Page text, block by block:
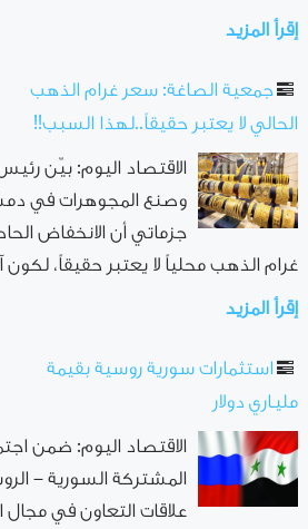
إقرأ المزيد
جمعية الصاغة: سعر غرام الذهب
الحالي لا يعتبر حقيقاً..لهذا السبب!!
الاقتصاد اليوم: بيّن
وصنع المجوهرات في
جزماتي أن الانخفاض
غرام الذهب محلياً لا يعتبر حقيقاً، لكون
إقرأ المزيد
استثمارات سورية روسية بقيمة
مليـاري دولار
الاقتصاد اليوم: ضمن
المشتركة السورية –
علاقات التعاون في مجال